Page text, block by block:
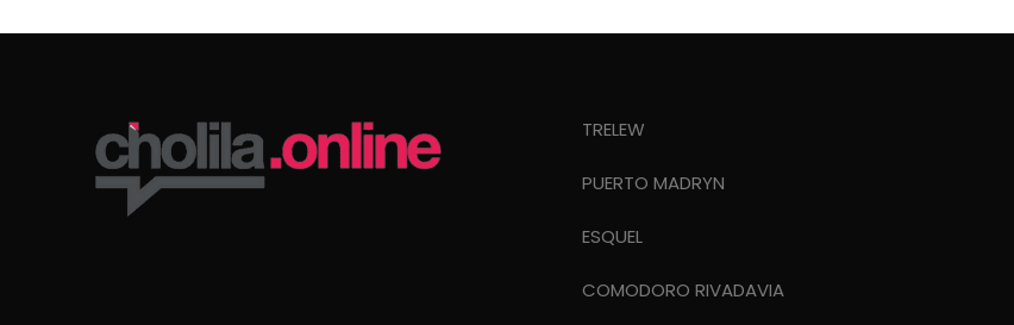
TRELEW
PUERTO MADRYN
ESQUEL
COMODORO RIVADAVIA